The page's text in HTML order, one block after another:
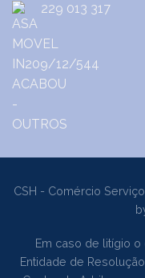
229 013 317
CSH - Comércio
Em caso de litígio
Entidade de